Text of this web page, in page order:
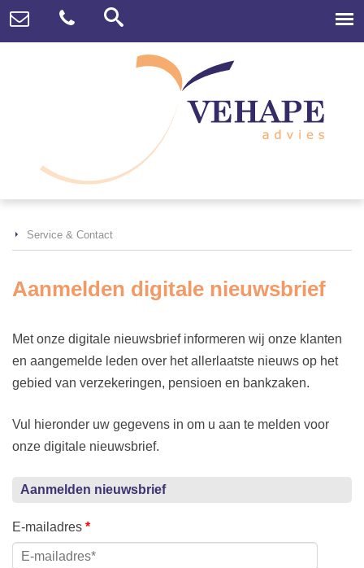
Service & Contact
Aanmelden digitale nieuwsbrief
Met onze digitale nieuwsbrief informeren wij onze klanten
en aangemelde leden over het allerlaatste nieuws op het
gebied van verzekeringen, pensioen en bankzaken.
Vul hieronder uw gegevens in om u aan te melden voor
onze digitale nieuwsbrief.
Aanmelden nieuwsbrief
E-mailadres *